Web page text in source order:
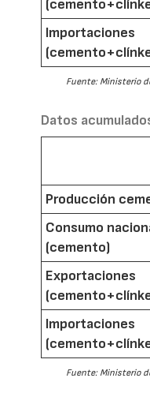
Importaciones
Fuente: Ministerio
Datos
Producción
Consumo
(cemento)
Exportaciones
Importaciones
Fuente: Ministerio